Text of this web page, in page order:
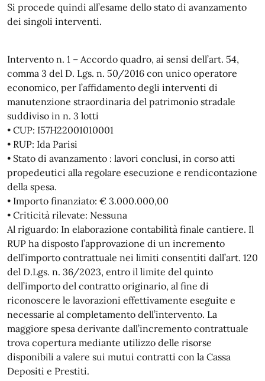
Si procede quindi all’esame dello stato di avanzamento
dei singoli interventi.
Intervento n. 1 – Accordo quadro, ai sensi dell’art. 54,
comma 3 del D. Lgs. n. 50/2016 con unico operatore
economico, per l’affidamento degli interventi di
manutenzione straordinaria del patrimonio stradale
suddiviso in n. 3 lotti
• CUP: I57H22001010001
• RUP: Ida Parisi
• Stato di avanzamento : lavori conclusi, in corso atti
propedeutici alla regolare esecuzione e rendicontazione
della spesa.
• Importo finanziato: € 3.000.000,00
• Criticità rilevate: Nessuna
Al riguardo: In elaborazione contabilità finale cantiere. Il
RUP ha disposto l’approvazione di un incremento
dell’importo contrattuale nei limiti consentiti dall’art. 120
del D.Lgs. n. 36/2023, entro il limite del quinto
dell’importo del contratto originario, al fine di
riconoscere le lavorazioni effettivamente eseguite e
necessarie al completamento dell’intervento. La
maggiore spesa derivante dall’incremento contrattuale
trova copertura mediante utilizzo delle risorse
disponibili a valere sui mutui contratti con la Cassa
Depositi e Prestiti.